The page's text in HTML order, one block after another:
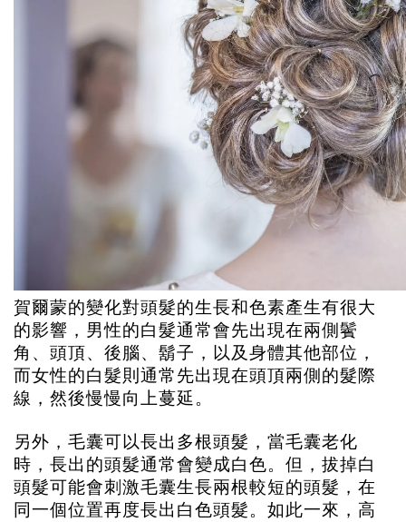
賀爾蒙的變化對頭髮的生長和色素產生有很大
的影響，男性的白髮通常會先出現在兩側鬢
角、頭頂、後腦、鬍子，以及身體其他部位，
而女性的白髮則通常先出現在頭頂兩側的髮際
線，然後慢慢向上蔓延。
另外，毛囊可以長出多根頭髮，當毛囊老化
時，長出的頭髮通常會變成白色。但，拔掉白
頭髮可能會刺激毛囊生長兩根較短的頭髮，在
同一個位置再度長出白色頭髮。如此一來，高